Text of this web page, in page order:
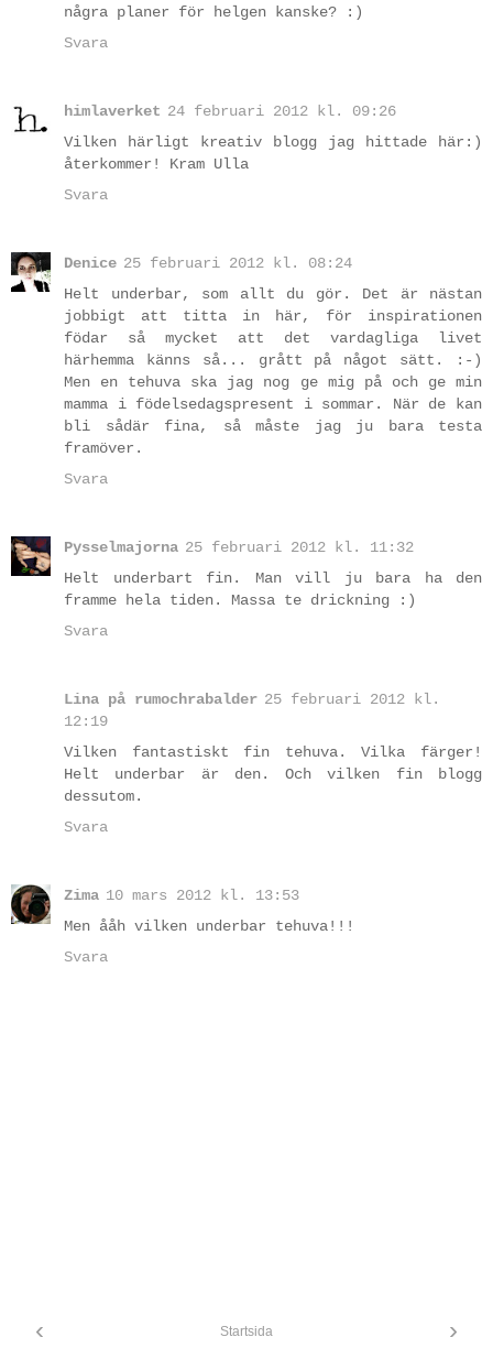
några planer för helgen kanske? :)
Svara
himlaverket 24 februari 2012 kl. 09:26
Vilken härligt kreativ blogg jag hittade här:)
återkommer! Kram Ulla
Svara
Denice 25 februari 2012 kl. 08:24
Helt underbar, som allt du gör. Det är nästan
jobbigt att titta in här, för inspirationen
födar så mycket att det vardagliga livet
härhemma känns så... grått på något sätt. :-)
Men en tehuva ska jag nog ge mig på och ge min
mamma i födelsedagspresent i sommar. När de kan
bli sådär fina, så måste jag ju bara testa
framöver.
Svara
Pysselmajorna 25 februari 2012 kl. 11:32
Helt underbart fin. Man vill ju bara ha den
framme hela tiden. Massa te drickning :)
Svara
Lina på rumochrabalder 25 februari 2012 kl.
12:19
Vilken fantastiskt fin tehuva. Vilka färger!
Helt underbar är den. Och vilken fin blogg
dessutom.
Svara
Zima 10 mars 2012 kl. 13:53
Men ååh vilken underbar tehuva!!!
Svara
‹ ›
Startsida